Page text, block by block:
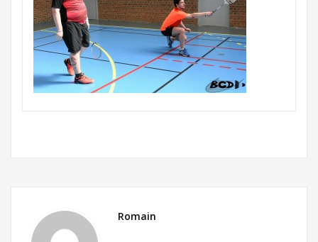
Romain